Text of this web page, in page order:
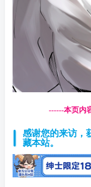
------本页内
感谢您的来访，
藏本站。